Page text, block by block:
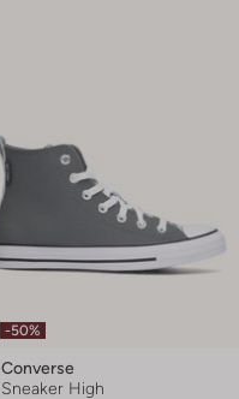
-50%
Converse
Sneaker High